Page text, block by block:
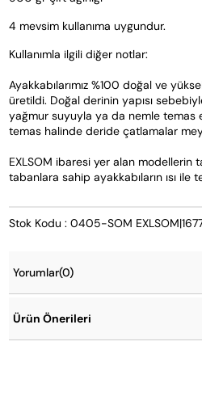
4 mevsim kullanıma uygundur.
Kullanımla ilgili diğer notlar:
Ayakkabılarımız %100 doğal ve
üretildi. Doğal derinin yapısı
yağmur suyuyla ya da nemle temas
temas halinde deride çatlamalar
EXLSOM ibaresi yer alan modellerin
tabanlara sahip ayakkabıların ısı ile
Stok Kodu : 0405-SOM
Yorumlar(0)
Ürün Önerileri